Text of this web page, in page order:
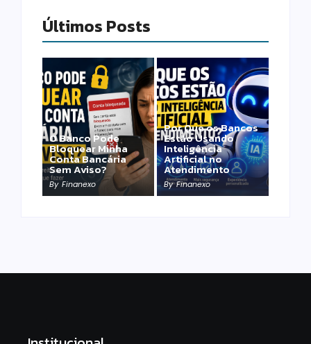
Últimos Posts
O Banco Pode
Bloquear Minha
Conta Bancária
Sem Aviso?
By Finanexo
Por Que os Bancos
Estão Usando
Inteligência
Artificial no
Atendimento
By Finanexo